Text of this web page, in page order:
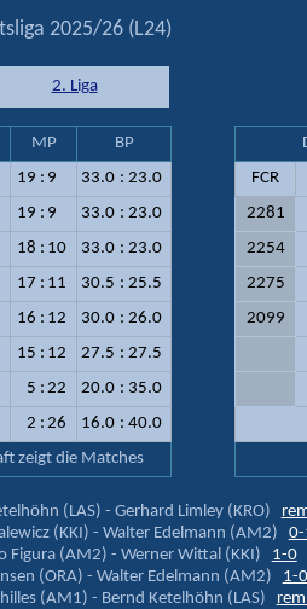
2025/26 (L24)
2. Liga
MP
BP
19 : 9 33.0 : 23.0
19 : 9 33.0 : 23.0
18 : 10 33.0 : 23.0
17 : 11 30.5 : 25.5
16 : 12 30.0 : 26.0
15 : 12 27.5 : 27.5
5 : 22 20.0 : 35.0
2 : 26 16.0 : 40.0
zeigt die Matches
FCR
2281
2254
2275
2099
(LAS) - Gerhard Limley (KRO)
(KKI) - Walter Edelmann (AM2) 0-
(AM2) - Werner Wittal (KKI) 1-0
(ORA) - Walter Edelmann (AM2) 1-0
(AM1) - Bernd Ketelhöhn (LAS)